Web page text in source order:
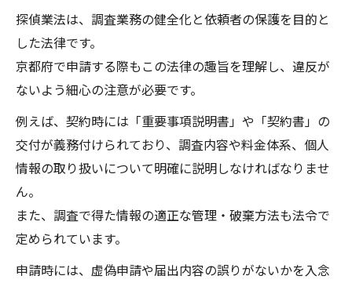
探偵業法は、調査業務の健全化と依頼者の保護を目的と
した法律です。
京都府で申請する際もこの法律の趣旨を理解し、違反が
ないよう細心の注意が必要です。
例えば、契約時には「重要事項説明書」や「契約書」の
交付が義務付けられており、調査内容や料金体系、個人
情報の取り扱いについて明確に説明しなければなりませ
ん。
また、調査で得た情報の適正な管理・破棄方法も法令で
定められています。
申請時には、虚偽申請や届出内容の誤りがないかを入念